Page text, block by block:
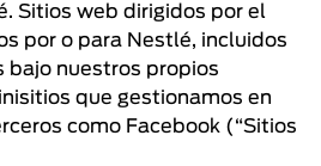
Sitios web dirigidos por el
por o para Nestlé, incluidos
bajo nuestros propios
que gestionamos en
como Facebook (“Sitios